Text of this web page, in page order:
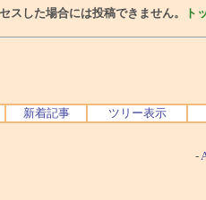
スした場合には投稿できません。 ト
新着記事 ツリー表示
-